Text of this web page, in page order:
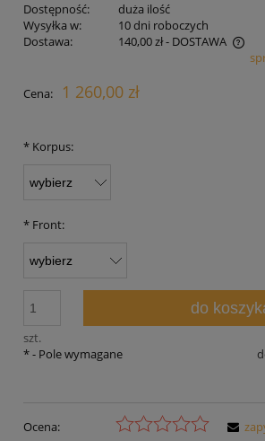
Dostępność:
duża ilość
Wysyłka w:
10 dni roboczych
Dostawa:
140,00 zł- DOSTAWA
Cena nie zawiera ewentualnych kosztów
Cena: 1 260,00 zł
* Korpus:
* Front:
szt.
do
*- Pole wymagane
Ocena: